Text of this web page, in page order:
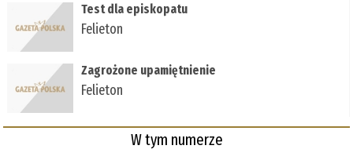
Test dla episkopatu
Felieton
Zagrożone upamiętnienie
Felieton
W tym numerze